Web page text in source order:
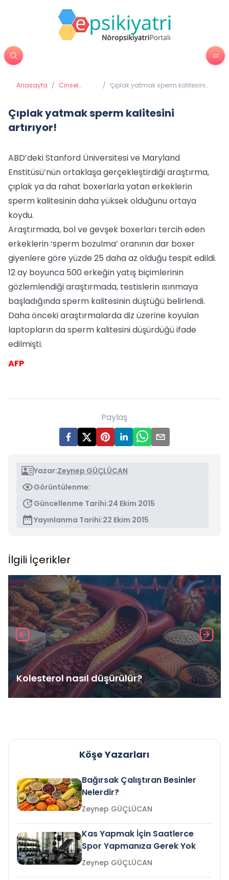
Anasayfa / Cinsel
/ Çıplak yatmak sperm kalitesini
Çıplak yatmak sperm kalitesini
artırıyor!
ABD’deki Stanford Üniversitesi ve Maryland
Enstitüsü’nün ortaklaşa gerçekleştirdiği araştırma,
çıplak ya da rahat boxerlarla yatan erkeklerin
sperm kalitesinin daha yüksek olduğunu ortaya
koydu.
Araştırmada, bol ve gevşek boxerları tercih eden
erkeklerin ‘sperm bozulma’ oranının dar boxer
giyenlere göre yüzde 25 daha az olduğu tespit edildi.
12 ay boyunca 500 erkeğin yatış biçimlerinin
gözlemlendiği araştırmada, testislerin ısınmaya
başladığında sperm kalitesinin düştüğü belirlendi.
Daha önceki araştırmalarda diz üzerine koyulan
laptopların da sperm kalitesini düşürdüğü ifade
edilmişti.
AFP
Paylaş
Yazar:Zeynep GÜÇLÜCAN
Görüntülenme:
Güncellenme Tarihi:24 Ekim 2015
Yayınlanma Tarihi:22 Ekim 2015
İlgili İçerikler
Kolesterol nasıl düşürülür?
Köşe Yazarları
Bağırsak Çalıştıran Besinler
Nelerdir?
Zeynep GÜÇLÜCAN
Kas Yapmak İçin Saatlerce
Spor Yapmanıza Gerek Yok
Zeynep GÜÇLÜCAN